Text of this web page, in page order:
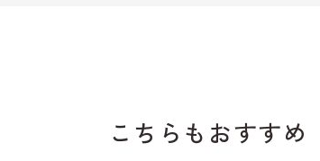
こちらもおすすめ